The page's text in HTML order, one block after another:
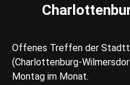
Offenes Treffen der
(Charlottenburg-
Montag im Monat.